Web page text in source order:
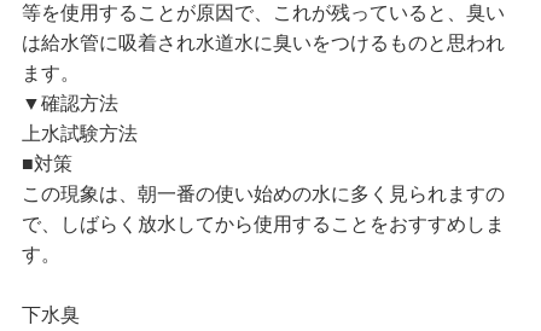
等を使用することが原因で、これが残っていると、臭い
は給水管に吸着され水道水に臭いをつけるものと思われ
ます。
▼確認方法
上水試験方法
■対策
この現象は、朝一番の使い始めの水に多く見られますの
で、しばらく放水してから使用することをおすすめしま
す。
下水臭